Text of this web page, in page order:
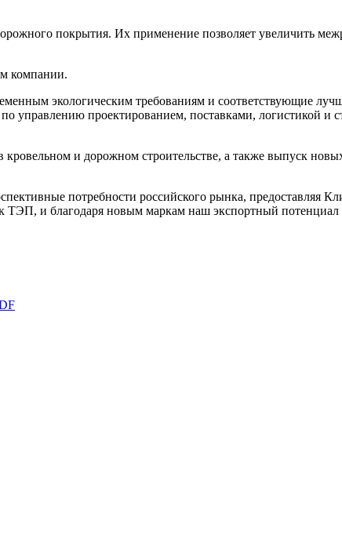
покрытия. Их применение позволяет увеличить
компании.
экологическим требованиям и соответствующие
проектированием, поставками, логистикой и
и дорожном строительстве, а также выпуск
потребности российского рынка, предоставляя
и благодаря новым маркам наш экспортный потенциал